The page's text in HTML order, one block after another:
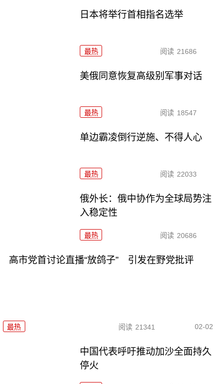
日本将举行首相指名选举
最热 阅读 21686
美俄同意恢复高级别军事对话
最热 阅读 18547
单边霸凌倒行逆施、不得人心
最热 阅读 22033
俄外长：俄中协作为全球局势注
入稳定性
最热 阅读 20686
高市党首讨论直播“放鸽子” 引发在野党批评
最热 阅读 21341 02-02
中国代表呼吁推动加沙全面持久
停火